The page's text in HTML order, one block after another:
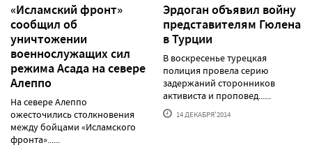
«Исламский фронт»
сообщил об
уничтожении
военнослужащих сил
режима Асада на севере
Алеппо
На севере Алеппо
ожесточились столкновения
между бойцами «Исламского
фронта»......
Эрдоган объявил войну
представителям Гюлена
в Турции
В воскресенье турецкая
полиция провела серию
задержаний сторонников
активиста и проповед......
14 ДЕКАБРЯ'2014